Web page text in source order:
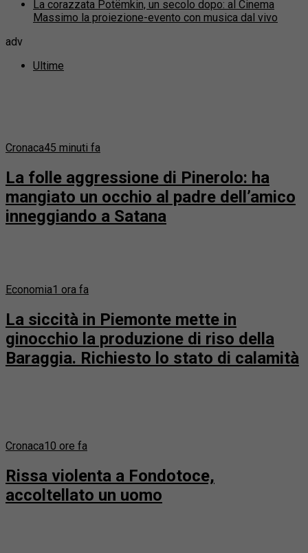
La corazzata Potëmkin, un secolo dopo: al Cinema
Massimo la proiezione-evento con musica dal vivo
adv
Ultime
Cronaca45 minuti fa
La folle aggressione di Pinerolo: ha
mangiato un occhio al padre dell’amico
inneggiando a Satana
Economia1 ora fa
La siccità in Piemonte mette in
ginocchio la produzione di riso della
Baraggia. Richiesto lo stato di calamità
Cronaca10 ore fa
Rissa violenta a Fondotoce,
accoltellato un uomo